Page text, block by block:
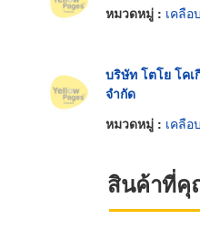
หมวดหมู่ : เคลื
บริษัท โตโย โคเ
จำกัด
หมวดหมู่ : เคลื
สินค้าที่คุ